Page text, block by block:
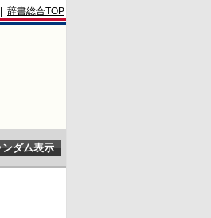
辞書総合TOP